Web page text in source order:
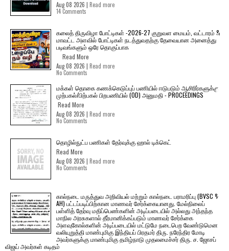
Aug 08 2026 | Read more
14 Comments
கலைத் திருவிழா போட்டிகள் -2026-27 குறுவள மையம், வட்டாரம் &
மாவட்ட அளவில் போட்டிகள் நடத்துவதற்கு தேவையான அனைத்து
படிவங்களும் ஒரே தொகுப்பாக
Read More
Aug 08 2026 | Read more
No Comments
மக்கள் தொகை கணக்கெடுப்புப் பணியில் ஈடுபடும் ஆசிரிர்களுக்கு
முற்பகல்/பிற்பகல் பிறபணியில் (OD) அனுமதி - PROCEEDINGS
Read More
Aug 08 2026 | Read more
No Comments
தொழில்நுட்ப பணிகள் தேர்வுக்கு ஹால் ​டிக்கெட்
Read More
Aug 08 2026 | Read more
No Comments
கால்நடை மருத்துவ அறிவியல் மற்றும் கால்நடை பராமரிப்பு (BVSC &
AH) பட்டப்படிப்பிற்கான மாணவர் சேர்க்கையானது. மேல்நிலைப்
பள்ளித் தேர்வு மதிப்பெண்களின் அடிப்படையில் அல்லது அந்தந்த
மாநில அரசுகளால் தீர்மானிக்கப்படும் மாணவர் சேர்க்கை
அளவுகோல்களின் அடிப்படையில் மட்டுமே நடைபெற வேண்டுமென
வலியுறுத்தி மாண்புமிகு இந்தியப் பிரதமர் திரு. நரேந்திர மோடி
அவர்களுக்கு மாண்புமிகு தமிழ்நாடு முதலமைச்சர் திரு. ச. ஜோசப்
விஜய் அவர்கள் கடிதம்